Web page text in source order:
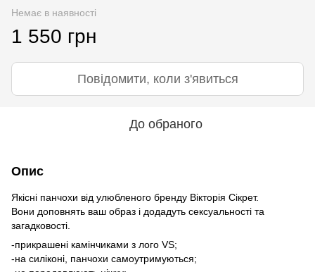
Немає в наявності
1 550 грн
Повідомити, коли з'явиться
До обраного
Опис
Якісні панчохи від улюбленого бренду Вікторія Сікрет.
Вони доповнять ваш образ і додадуть сексуальності та
загадковості.
-прикрашені камінчиками з лого VS;
-на силіконі, панчохи самоутримуються;